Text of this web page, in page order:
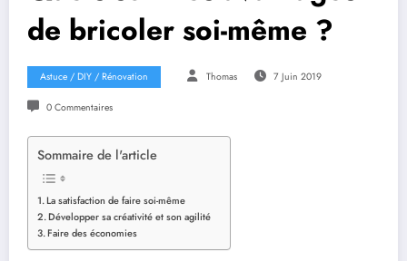
de bricoler soi-même ?
Astuce / DIY / Rénovation Thomas 7 Juin 2019
0 Commentaires
Sommaire de l'article
La satisfaction de faire soi-même
Développer sa créativité et son agilité
Faire des économies